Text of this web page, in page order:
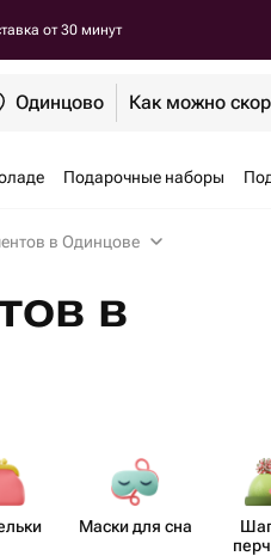
от 30 минут
Одинцово Как можно
Подарочные наборы
в Одинцове
в
Маски для сна